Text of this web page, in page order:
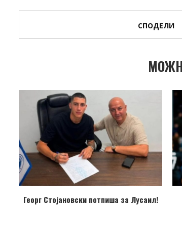
СПОДЕЛИ
Георг Стојановски потпиша за Лусаил!